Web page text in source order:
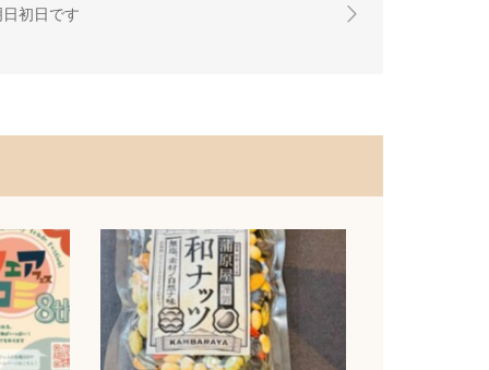
日初日です